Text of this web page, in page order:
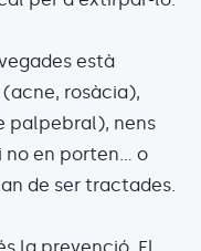
està
rosàcia),
palpebral), nens
en porten... o
de ser tractades.